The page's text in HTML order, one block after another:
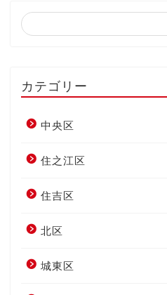
カテゴリー
中央区
住之江区
住吉区
北区
城東区